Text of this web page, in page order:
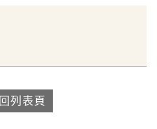
回列表頁